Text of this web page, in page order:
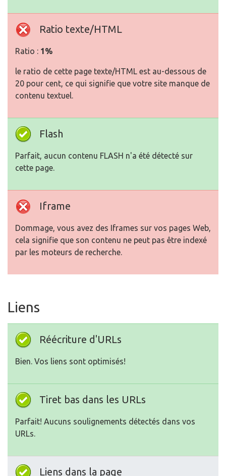
Ratio texte/HTML
Ratio : 1%
le ratio de cette page texte/HTML est au-dessous de
20 pour cent, ce qui signifie que votre site manque de
contenu textuel.
Flash
Parfait, aucun contenu FLASH n'a été détecté sur
cette page.
Iframe
Dommage, vous avez des Iframes sur vos pages Web,
cela signifie que son contenu ne peut pas être indexé
par les moteurs de recherche.
Liens
Réécriture d'URLs
Bien. Vos liens sont optimisés!
Tiret bas dans les URLs
Parfait! Aucuns soulignements détectés dans vos
URLs.
Liens dans la page